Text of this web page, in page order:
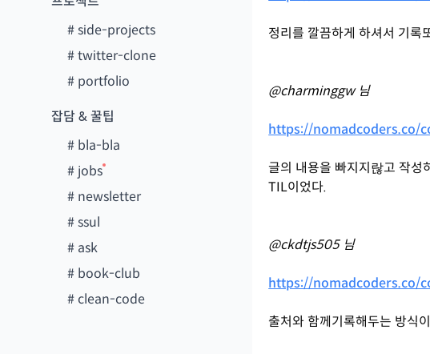
#side-projects
#twitter-clone
# portfolio
잡담 & 꿀팁
# bla-bla
# jobs
# newsletter
#ssul
# ask
# book-club
#clean-code
정리를 깔끔하게 하셔서 기록
@charminggw 님
https://nomadcoders.co/
글의 내용을 빠지지랂고 작성
TIL이었다.
@ckdtjs505 님
https://nomadcoders.co/
출처와 함께기록해두는 방식